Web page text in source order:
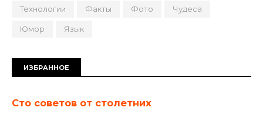
Технологии Факты Фото Чудеса
Юмор Язык
ИЗБРАННОЕ
Сто советов от столетних